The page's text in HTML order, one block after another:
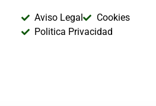
Aviso Legal
Cookies
Politica Privacidad